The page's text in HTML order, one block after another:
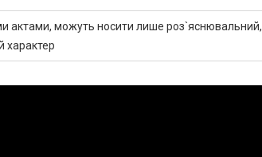
актами, можуть носити лише роз`яснювальний,
характер